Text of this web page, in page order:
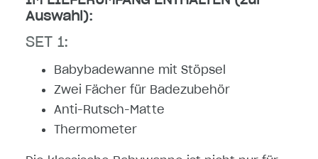
Auswahl):
SET 1:
Babybadewanne mit Stöpsel
Zwei Fächer für Badezubehör
Anti-Rutsch-Matte
Thermometer